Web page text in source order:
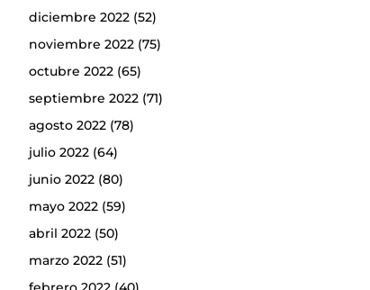
diciembre 2022(52)
noviembre 2022(75)
octubre 2022(65)
septiembre 2022(71)
agosto 2022(78)
julio 2022(64)
junio 2022(80)
mayo 2022(59)
abril 2022(50)
marzo 2022(51)